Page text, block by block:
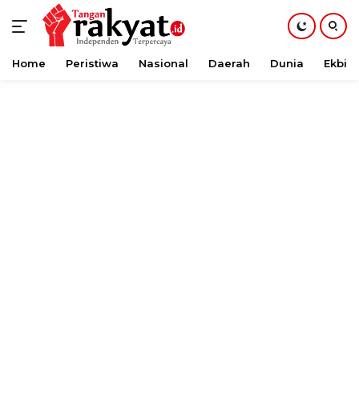
Langsung
Home Peristiwa Nasional Daerah Dunia Ekbis